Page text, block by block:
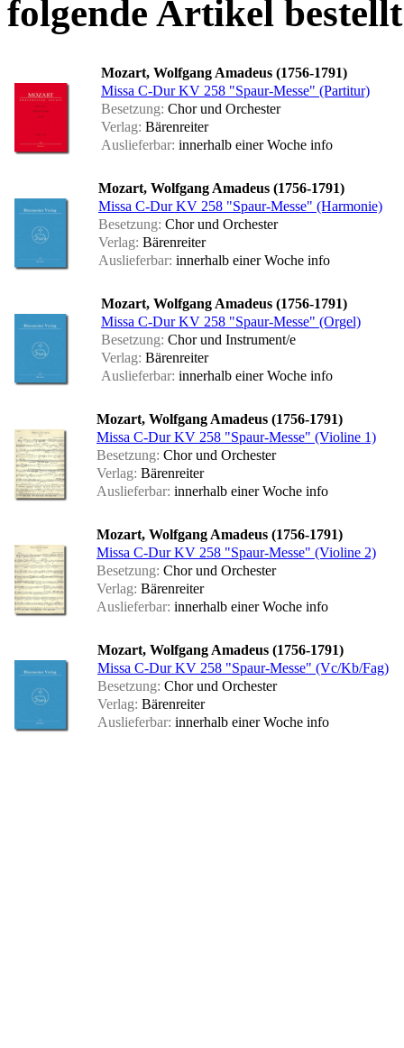
folgende Artikel
Mozart, Wolfgang Amadeus (1756-1791)
Missa C-Dur KV 258 "Spaur-Messe" (Partitur)
Besetzung: Chor und Orchester
Verlag: Bärenreiter
Auslieferbar: innerhalb einer Woche info
Mozart, Wolfgang Amadeus (1756-1791)
Missa C-Dur KV 258 "Spaur-Messe" (Harmonie)
Besetzung: Chor und Orchester
Verlag: Bärenreiter
Auslieferbar: innerhalb einer Woche info
Mozart, Wolfgang Amadeus (1756-1791)
Missa C-Dur KV 258 "Spaur-Messe" (Orgel)
Besetzung: Chor und Instrument/e
Verlag: Bärenreiter
Auslieferbar: innerhalb einer Woche info
Mozart, Wolfgang Amadeus (1756-1791)
Missa C-Dur KV 258 "Spaur-Messe" (Violine 1)
Besetzung: Chor und Orchester
Verlag: Bärenreiter
Auslieferbar: innerhalb einer Woche info
Mozart, Wolfgang Amadeus (1756-1791)
Missa C-Dur KV 258 "Spaur-Messe" (Violine 2)
Besetzung: Chor und Orchester
Verlag: Bärenreiter
Auslieferbar: innerhalb einer Woche info
Mozart, Wolfgang Amadeus (1756-1791)
Missa C-Dur KV 258 "Spaur-Messe" (Vc/Kb/Fag)
Besetzung: Chor und Orchester
Verlag: Bärenreiter
Auslieferbar: innerhalb einer Woche info